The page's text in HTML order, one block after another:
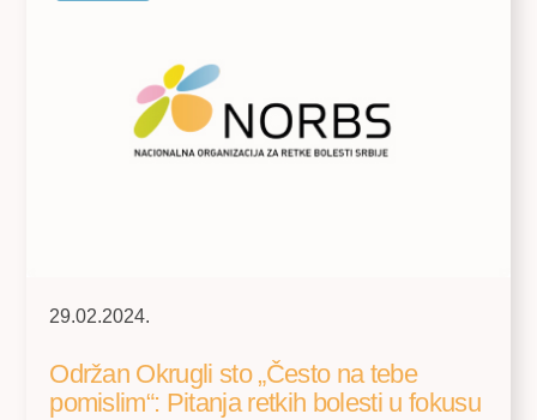
29.02.2024.
Održan Okrugli sto „Često na tebe
pomislim“: Pitanja retkih bolesti u fokusu